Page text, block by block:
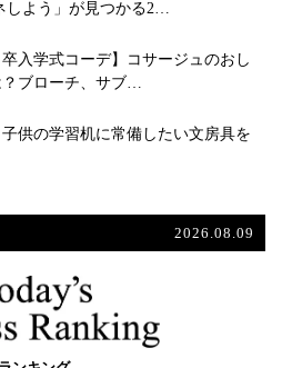
しよう」が見つかる2…
卒入学式コーデ】コサージュのおし
ブローチ、サブ…
子供の学習机に常備したい文房具を
2026.08.09